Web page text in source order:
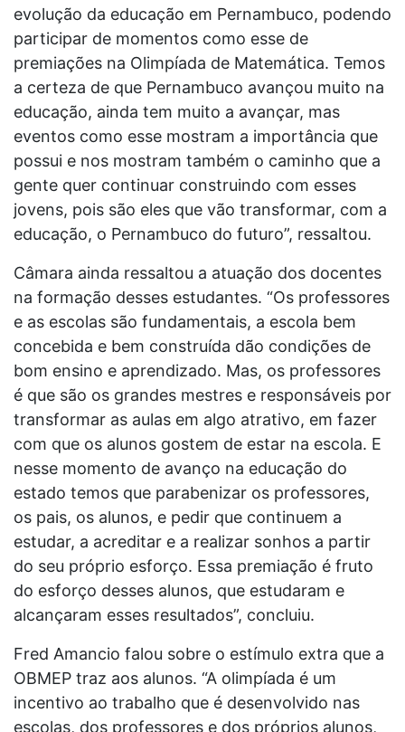
evolução da educação em Pernambuco, podendo
participar de momentos como esse de
premiações na Olimpíada de Matemática. Temos
a certeza de que Pernambuco avançou muito na
educação, ainda tem muito a avançar, mas
eventos como esse mostram a importância que
possui e nos mostram também o caminho que a
gente quer continuar construindo com esses
jovens, pois são eles que vão transformar, com a
educação, o Pernambuco do futuro”, ressaltou.
Câmara ainda ressaltou a atuação dos docentes
na formação desses estudantes. “Os professores
e as escolas são fundamentais, a escola bem
concebida e bem construída dão condições de
bom ensino e aprendizado. Mas, os professores
é que são os grandes mestres e responsáveis por
transformar as aulas em algo atrativo, em fazer
com que os alunos gostem de estar na escola. E
nesse momento de avanço na educação do
estado temos que parabenizar os professores,
os pais, os alunos, e pedir que continuem a
estudar, a acreditar e a realizar sonhos a partir
do seu próprio esforço. Essa premiação é fruto
do esforço desses alunos, que estudaram e
alcançaram esses resultados”, concluiu.
Fred Amancio falou sobre o estímulo extra que a
OBMEP traz aos alunos. “A olimpíada é um
incentivo ao trabalho que é desenvolvido nas
escolas, dos professores e dos próprios alunos,